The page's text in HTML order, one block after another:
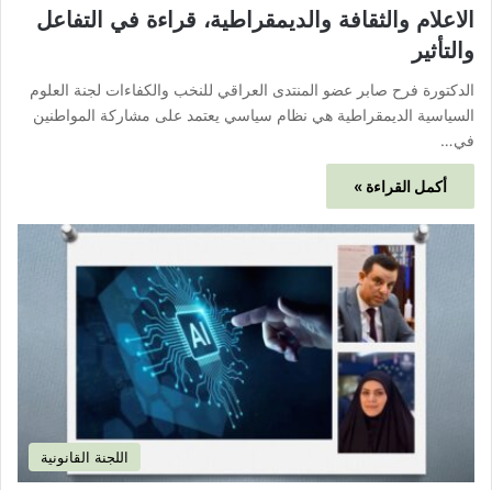
الاعلام والثقافة والديمقراطية، قراءة في التفاعل
والتأثير
الدكتورة فرح صابر عضو المنتدى العراقي للنخب والكفاءات لجنة العلوم
السياسية الديمقراطية هي نظام سياسي يعتمد على مشاركة المواطنين
في…
أكمل القراءة »
اللجنة القانونية